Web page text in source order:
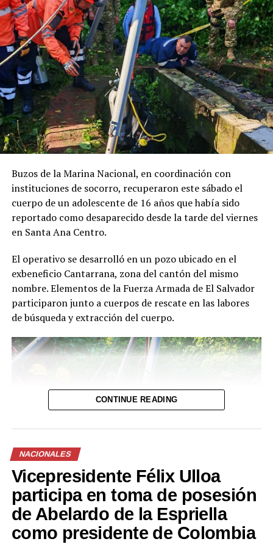
accidente de tránsito en
Santa Rosa de Lima
5 abril, 2018
En «Nacionales»
RELATED TOPICS:
UP NEXT
Cae un sujeto por violación y una mujer por ser cómplice
DON'T MISS
FGR recupera un cadáver que se encontraba al interior
Buzos de la Marina Nacional, en coordinación con
instituciones de socorro, recuperaron este sábado el
cuerpo de un adolescente de 16 años que había sido
reportado como desaparecido desde la tarde del viernes
en Santa Ana Centro.
El operativo se desarrolló en un pozo ubicado en el
exbeneficio Cantarrana, zona del cantón del mismo
nombre. Elementos de la Fuerza Armada de El Salvador
participaron junto a cuerpos de rescate en las labores
de búsqueda y extracción del cuerpo.
CONTINUE READING
NACIONALES
Vicepresidente Félix Ulloa
participa en toma de posesión
de Abelardo de la Espriella
como presidente de Colombia